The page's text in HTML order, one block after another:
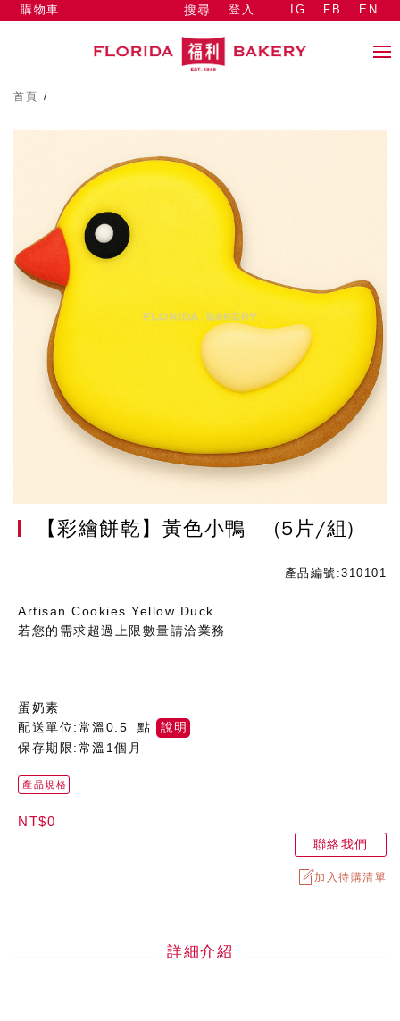
搜尋 登入
購物車 IG FB EN
首頁 /
【彩繪餅乾】黃色小鴨 (5片/組)
產品編號:310101
Artisan Cookies Yellow Duck
若您的需求超過上限數量請洽業務
蛋奶素
配送單位:常溫0.5 點
說明
保存期限:常溫1個月
產品規格
NT$0
聯絡我們
加入待購清單
詳細介紹